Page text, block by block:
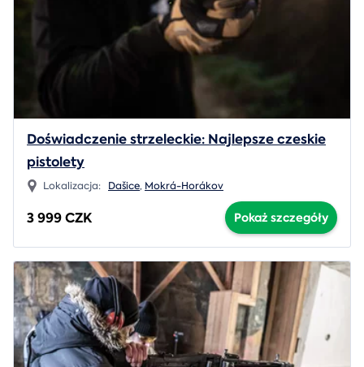
Doświadczenie strzeleckie: Najlepsze czeskie
pistolety
Lokalizacja: Dašice, Mokrá-Horákov
3 999 CZK Pokaż szczegóły